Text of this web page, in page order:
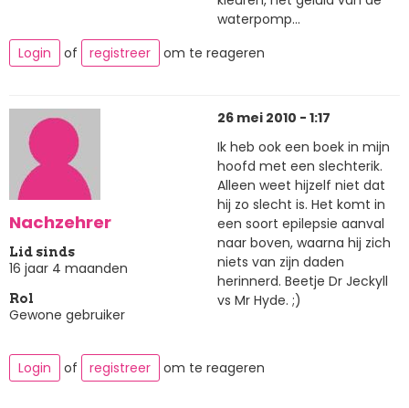
waterpomp...
Login
of registreer om te reageren
Nachzehrer
Lid sinds
16 jaar 4 maanden
Rol
Gewone gebruiker
26 mei 2010 - 1:17
Ik heb ook een boek in mijn
hoofd met een slechterik.
Alleen weet hijzelf niet dat
hij zo slecht is. Het komt in
een soort epilepsie aanval
naar boven, waarna hij zich
niets van zijn daden
herinnerd. Beetje Dr Jeckyll
vs Mr Hyde. ;)
Login of registreer om te reageren